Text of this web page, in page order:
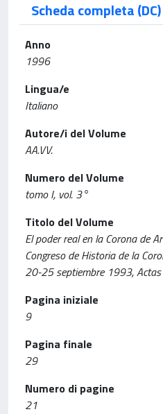
Scheda completa (DC)
Anno
1996
Lingua/e
Italiano
Autore/i del Volume
AA.VV.
Numero del Volume
tomo I, vol. 3°
Titolo del Volume
El poder real en la Corona de
Congreso de Historia de la
20-25 septiembre 1993, Actas
Pagina iniziale
9
Pagina finale
29
Numero di pagine
21